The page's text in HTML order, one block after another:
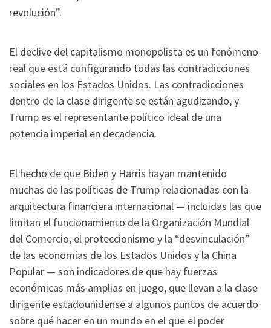
revolución”.
El declive del capitalismo monopolista es un fenómeno
real que está configurando todas las contradicciones
sociales en los Estados Unidos. Las contradicciones
dentro de la clase dirigente se están agudizando, y
Trump es el representante político ideal de una
potencia imperial en decadencia.
El hecho de que Biden y Harris hayan mantenido
muchas de las políticas de Trump relacionadas con la
arquitectura financiera internacional — incluidas las que
limitan el funcionamiento de la Organización Mundial
del Comercio, el proteccionismo y la “desvinculación”
de las economías de los Estados Unidos y la China
Popular — son indicadores de que hay fuerzas
económicas más amplias en juego, que llevan a la clase
dirigente estadounidense a algunos puntos de acuerdo
sobre qué hacer en un mundo en el que el poder